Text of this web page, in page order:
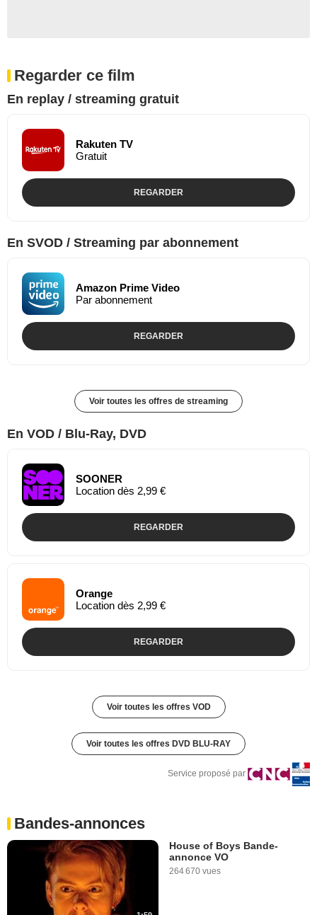
Regarder ce film
En replay / streaming gratuit
Rakuten TV
Gratuit
REGARDER
En SVOD / Streaming par abonnement
Amazon Prime Video
Par abonnement
REGARDER
Voir toutes les offres de streaming
En VOD / Blu-Ray, DVD
SOONER
Location dès 2,99 €
REGARDER
Orange
Location dès 2,99 €
REGARDER
Voir toutes les offres VOD
Voir toutes les offres DVD BLU-RAY
Service proposé par
Bandes-annonces
House of Boys Bande-
annonce VO
264 670 vues